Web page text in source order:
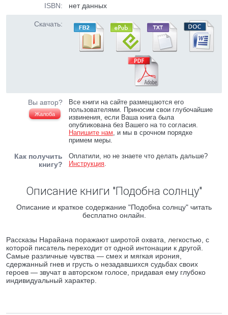
ISBN: нет данных
Скачать:
Вы автор?
Жалоба
Все книги на сайте размещаются его
пользователями. Приносим свои глубочайшие
извинения, если Ваша книга была
опубликована без Вашего на то согласия.
Напишите нам, и мы в срочном порядке
примем меры.
Как получить
книгу?
Оплатили, но не знаете что делать дальше?
Инструкция.
Описание книги "Подобна солнцу"
Описание и краткое содержание "Подобна солнцу" читать
бесплатно онлайн.
Рассказы Нарайана поражают широтой охвата, легкостью, с
которой писатель переходит от одной интонации к другой.
Самые различные чувства — смех и мягкая ирония,
сдержанный гнев и грусть о незадавшихся судьбах своих
героев — звучат в авторском голосе, придавая ему глубоко
индивидуальный характер.